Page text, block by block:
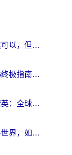
身在国外可以玩王者吗？当然可以，但你需要这份“加速”指南
海外游戏加速器哪个好？2026终极指南帮你畅玩国服+解决卡顿难题
身在海外，如何找回《反恐精英：全球攻势》国服的丝滑手感？一份给你的终极指南
从纽约到暴风城：美国玩魔兽世界，如何找到你的最佳网络航线